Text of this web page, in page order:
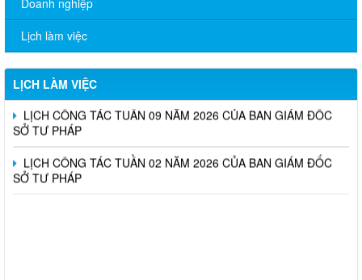
Lịch làm việc
LỊCH LÀM VIỆC
LỊCH CÔNG TÁC TUẦN 13 NĂM 2026 CỦA BAN GIÁM ĐỐC
SỞ TƯ PHÁP
SỞ TƯ PHÁP
LỊCH CÔNG TÁC TUẦN 09 NĂM 2026 CỦA BAN GIÁM ĐỐC
SỞ TƯ PHÁP
LỊCH CÔNG TÁC TUẦN 02 NĂM 2026 CỦA BAN GIÁM ĐỐC
SỞ TƯ PHÁP